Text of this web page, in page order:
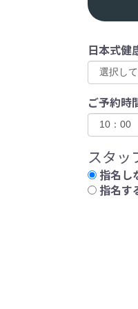
日本式
ご予約時
スタッ
指名し
指名す